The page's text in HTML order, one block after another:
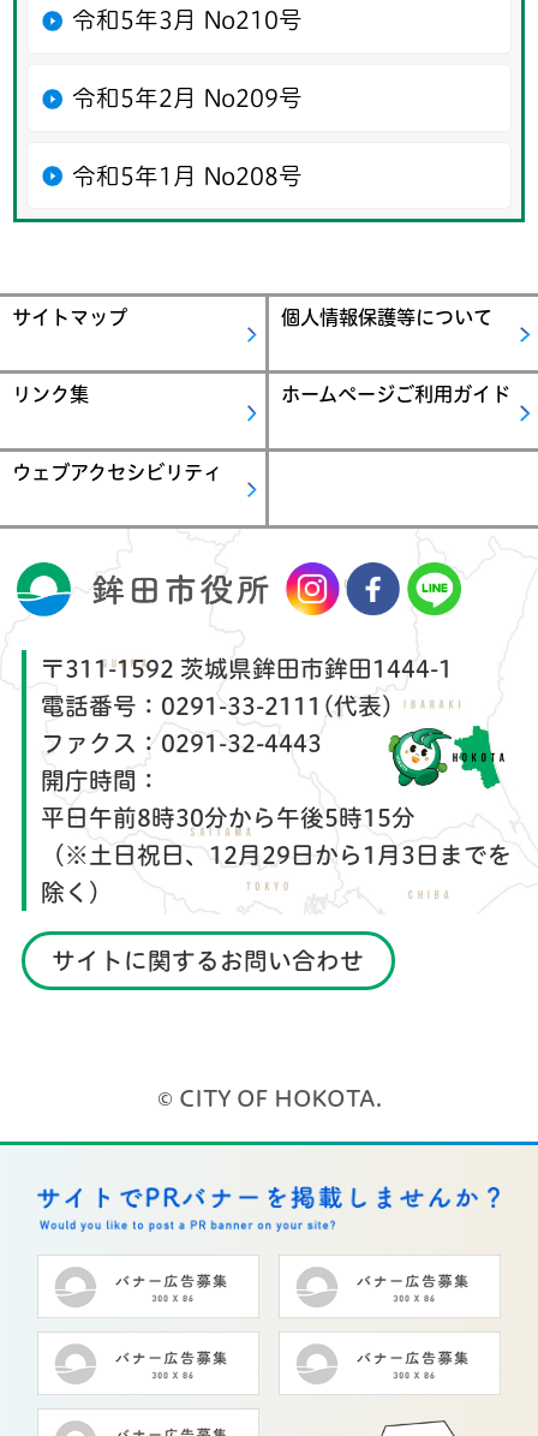
令和5年3月 No210号
令和5年2月 No209号
令和5年1月 No208号
サイトマップ 個人情報保護等について
リンク集 ホームページご利用ガイド
ウェブアクセシビリティ
〒311-1592 茨城県鉾田市鉾田1444-1
電話番号： 0291-33-2111(代表)
ファクス： 0291-32-4443
開庁時間：
平日午前8時30分から午後5時15分
（※土日祝日、12月29日から1月3日までを
除く）
サイトに関するお問い合わせ
© CITY OF HOKOTA.